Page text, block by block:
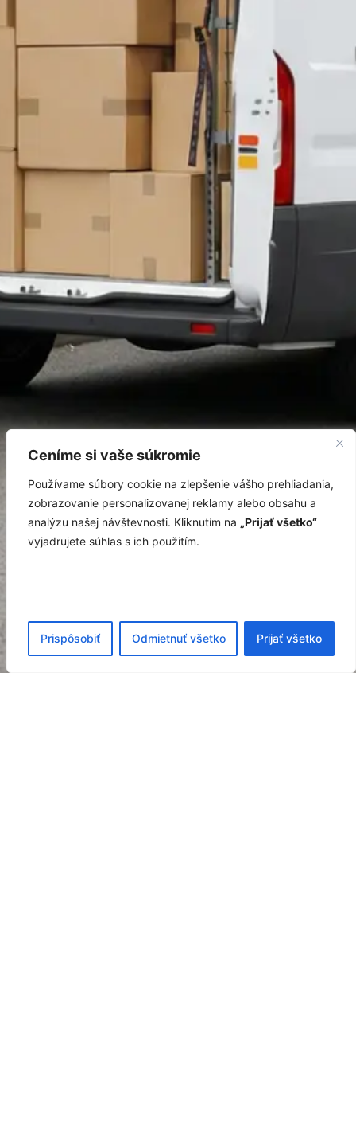
Ceníme si vaše súkromie
Používame súbory cookie na zlepšenie vášho prehliadania,
zobrazovanie personalizovanej reklamy alebo obsahu a
analýzu našej návštevnosti. Kliknutím na „Prijať všetko“
vyjadrujete súhlas s ich použitím.
Prispôsobiť Odmietnuť všetko Prijať všetko